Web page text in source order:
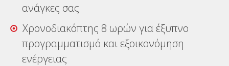
ανάγκες σας
Χρονοδιακόπτης 8 ωρών για έξυπνο
προγραμματισμό και εξοικονόμηση
ενέργειας